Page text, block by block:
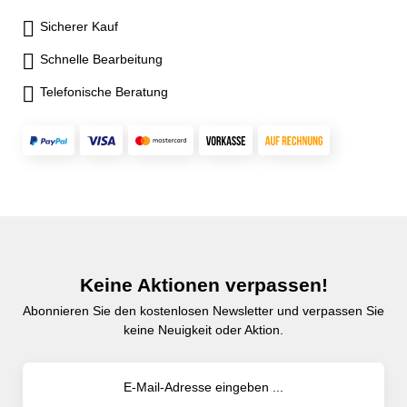
Sicherer Kauf
Schnelle Bearbeitung
Telefonische Beratung
Keine Aktionen verpassen!
Abonnieren Sie den kostenlosen Newsletter und verpassen Sie
keine Neuigkeit oder Aktion.